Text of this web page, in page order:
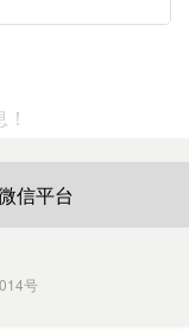
信平台
号